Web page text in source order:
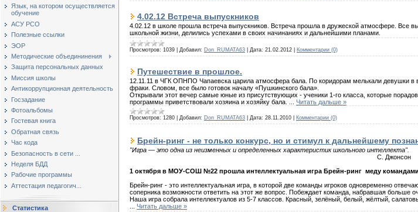
Язык, на котором осуществляется
обучение
АСУ РСО
Полезные ссылки
ЭОР
Методические объедининения
Защита персональных данных
Миссия школы
Антикоррупционная деятельность
Госзадание
Фотоальбомы
Гостевая книга
Обратная связь
Час кода
Безопасность в сети ...
Неделя БДД
Рабочие программы
Аттестация педагогич...
Статистика
4.02.12 Встреча выпускников
4.02.12 в школе прошла встреча выпускников. Встреча прошла в дружеской атмосфере. Все
школьной жизни, делились успехами в своих начинаниях и дальнейшими планами.
Просмотров: 1039 Добавил: Don_RUMATA63 Дата: 21.02.2012 Комментарии (0)
Путешествие в прошлое.
12.11.11 в ЧГК ОПНПО Чапаевска царила атмосфера бала. По коридорам мелькали девушки в
фраки. Словом, все было готовок началу «Пушкинского бала».
Открывали этот вечер самые юные из присутствующих - ученики 1-го класса, которые
программы приветствовали хозяина и хозяйку бала.
Читать дальше »
Просмотров: 1280 Добавил: Don_RUMATA63 Дата: 28.11.2010 Комментарии (0)
Брейн-ринг - не только конкурс, но и стимул к дальнейшему
"Игра — это одна из неизменных и определенных характеристик школьного интеллекта".
С. Джонсон
1 октября в МОУ-СОШ №22 прошла интеллектуальная игра Брейн-ринг меду
Брейн-ринг - это интеллектуальная игра, в которой две команды игроков одновременно
соперника возможности ответить на этот же вопрос. Побеждает команда, набравшая больше
Наша игра собрала интеллектуалов из 5-7 классов. Красный, зелёный, белый, жёлтый,
Читать дальше »